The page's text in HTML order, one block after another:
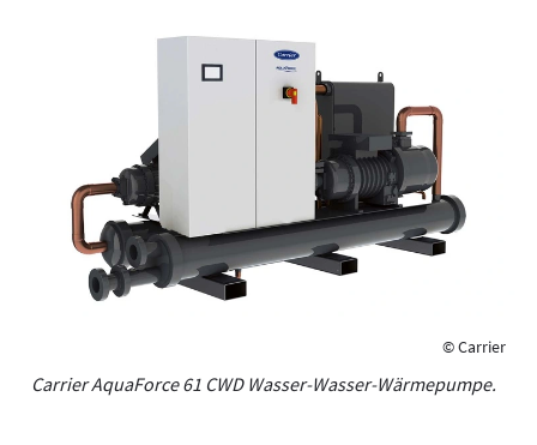
© Carrier
Carrier AquaForce 61 CWD Wasser-Wasser-Wärmepumpe.